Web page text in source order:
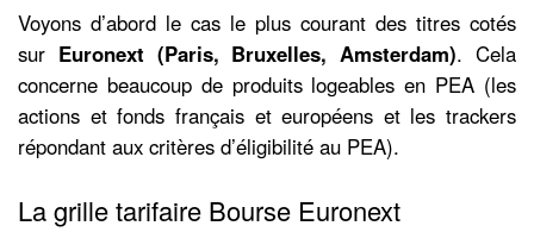
Voyons d’abord le cas le plus courant des titres cotés
sur Euronext (Paris, Bruxelles, Amsterdam). Cela
concerne beaucoup de produits logeables en PEA (les
actions et fonds français et européens et les trackers
répondant aux critères d’éligibilité au PEA).
La grille tarifaire Bourse Euronext